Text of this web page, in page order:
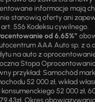
informacje mają
stanowią oferty ani
556 Kodeksu cywilnego.
od 6,65%”
AAA Auto sp. z
na auto z
Stopa Oprocentowania
przykład: Samochód
52 000 zł, wkład
52 000 zł,
Okres